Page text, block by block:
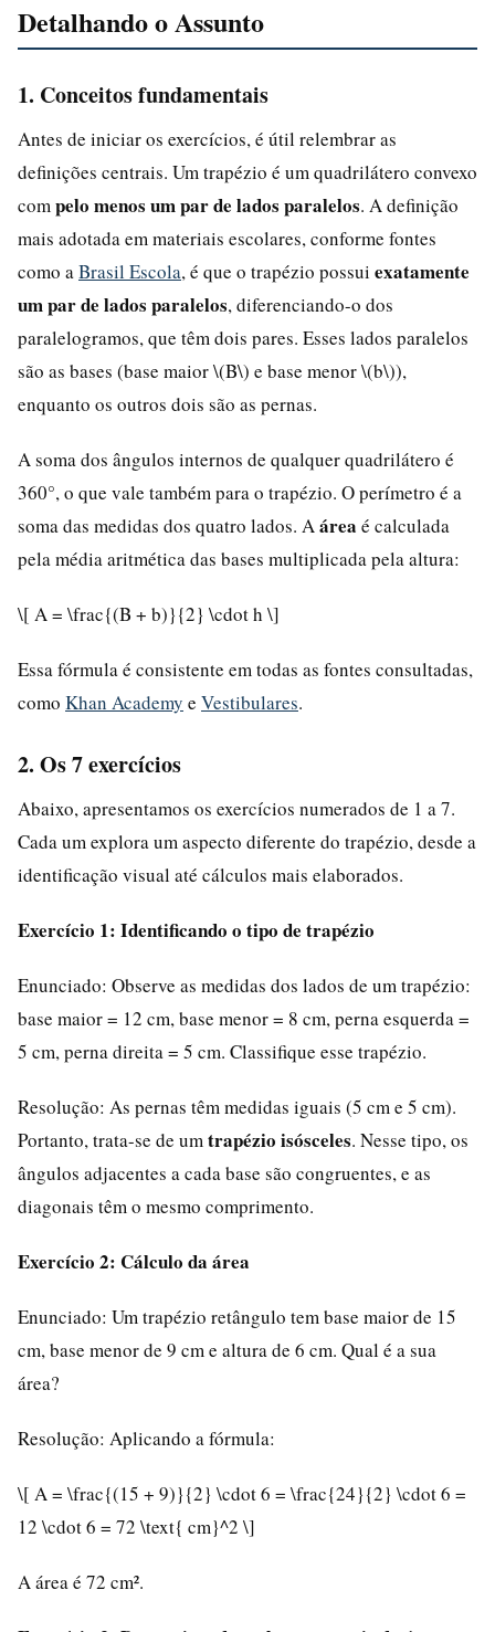
Detalhando o Assunto
1. Conceitos fundamentais
Antes de iniciar os exercícios, é útil relembrar as
definições centrais. Um trapézio é um quadrilátero convexo
com pelo menos um par de lados paralelos. A definição
mais adotada em materiais escolares, conforme fontes
como a Brasil Escola, é que o trapézio possui exatamente
um par de lados paralelos, diferenciando-o dos
paralelogramos, que têm dois pares. Esses lados paralelos
são as bases (base maior \(B\) e base menor \(b\)),
enquanto os outros dois são as pernas.
A soma dos ângulos internos de qualquer quadrilátero é
360°, o que vale também para o trapézio. O perímetro é a
soma das medidas dos quatro lados. A área é calculada
pela média aritmética das bases multiplicada pela altura:
\[ A = \frac{(B + b)}{2} \cdot h \]
Essa fórmula é consistente em todas as fontes consultadas,
como Khan Academy e Vestibulares.
2. Os 7 exercícios
Abaixo, apresentamos os exercícios numerados de 1 a 7.
Cada um explora um aspecto diferente do trapézio, desde a
identificação visual até cálculos mais elaborados.
Exercício 1: Identificando o tipo de trapézio
Enunciado: Observe as medidas dos lados de um trapézio:
base maior = 12 cm, base menor = 8 cm, perna esquerda =
5 cm, perna direita = 5 cm. Classifique esse trapézio.
Resolução: As pernas têm medidas iguais (5 cm e 5 cm).
Portanto, trata-se de um trapézio isósceles. Nesse tipo, os
ângulos adjacentes a cada base são congruentes, e as
diagonais têm o mesmo comprimento.
Exercício 2: Cálculo da área
Enunciado: Um trapézio retângulo tem base maior de 15
cm, base menor de 9 cm e altura de 6 cm. Qual é a sua
área?
Resolução: Aplicando a fórmula:
\[ A = \frac{(15 + 9)}{2} \cdot 6 = \frac{24}{2} \cdot 6 =
12 \cdot 6 = 72 \text{ cm}^2 \]
A área é 72 cm².